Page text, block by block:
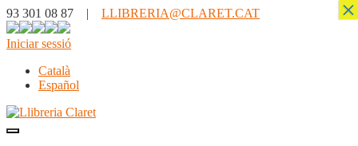
93 301 08 87 | LLIBRERIA@CLARET.CAT
Iniciar sessió
Català
Español
×